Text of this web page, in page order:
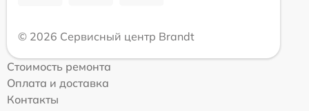
© 2026 Сервисный центр Brandt
Стоимость ремонта
Оплата и доставка
Контакты